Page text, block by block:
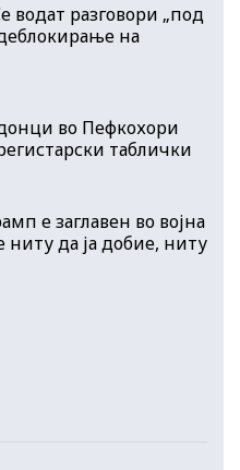
водат разговори „под
на
во Пефкохори
таблички
е заглавен во војна
да ја добие, ниту